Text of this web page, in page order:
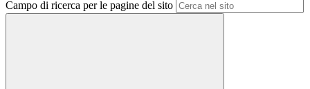
Campo di ricerca per le pagine del sito